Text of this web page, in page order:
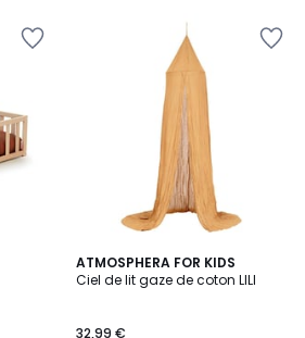
ATMOSPHERA FOR KIDS
Ciel de lit gaze de coton LILI
32,99 €
4
Couleurs